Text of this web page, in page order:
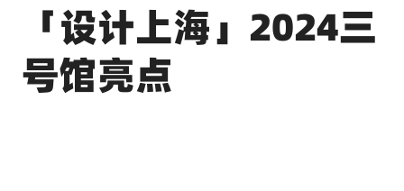
「设计上海」2024三
号馆亮点